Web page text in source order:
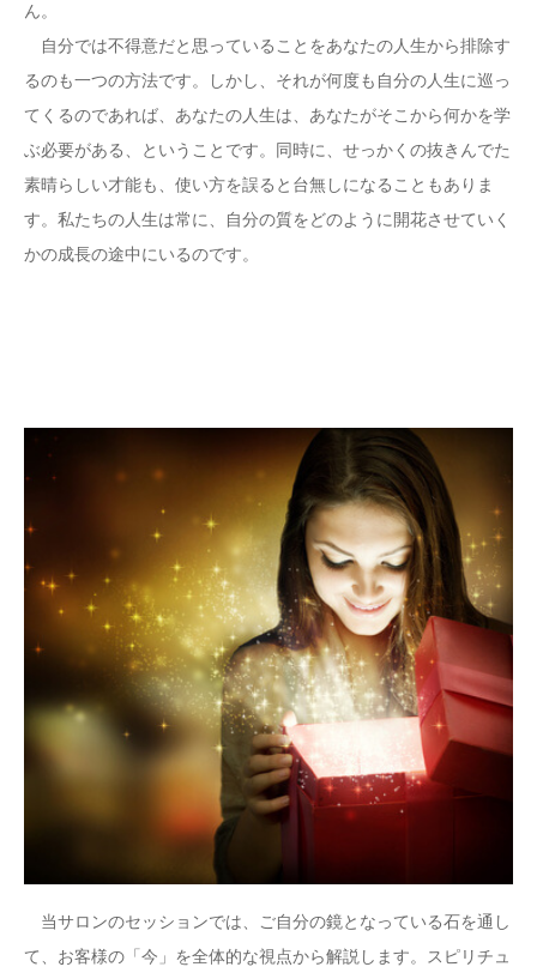
ん。
自分では不得意だと思っていることをあなたの人生から排除す
るのも一つの方法です。しかし、それが何度も自分の人生に巡っ
てくるのであれば、あなたの人生は、あなたがそこから何かを学
ぶ必要がある、ということです。同時に、せっかくの抜きんでた
素晴らしい才能も、使い方を誤ると台無しになることもありま
す。私たちの人生は常に、自分の質をどのように開花させていく
かの成長の途中にいるのです。
当サロンのセッションでは、ご自分の鏡となっている石を通し
て、お客様の「今」を全体的な視点から解説します。スピリチュ